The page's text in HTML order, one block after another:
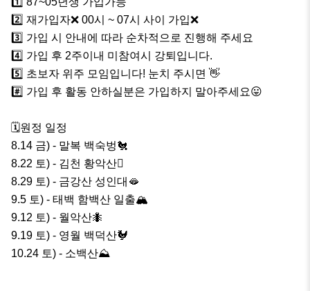
2️⃣ 재가입자❌️ 00시 ~ 07시 사이 가입❌️
3️⃣ 가입 시 안내에 따라 순차적으로 진행해 주세요
4️⃣ 가입 후 2주이내 미참여시 강퇴입니다.
5️⃣ 초보자 위주 모임입니다! 눈치 주시면 👋
#️⃣ 가입 후 활동 안하실분은 가입하지 말아주세요😛
🗓원정 일정
8.14 금) - 말복 백숙벙🐔
8.22 토) - 김천 황악산🪎
8.29 토) - 금강산 성인대🫦
9.5 토) - 태백 함백산 일출🏔
9.12 토) - 월악산🐜
9.19 토) - 영월 백덕산🐓
10.24 토) - 소백산⛰️